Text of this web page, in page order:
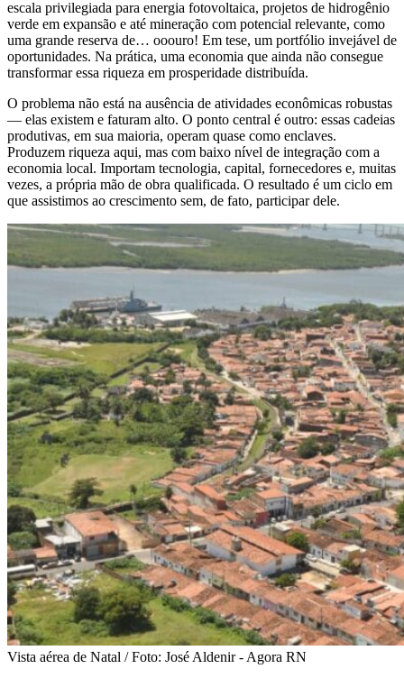
escala privilegiada para energia fotovoltaica, projetos de hidrogênio
verde em expansão e até mineração com potencial relevante, como
uma grande reserva de… ooouro! Em tese, um portfólio invejável de
oportunidades. Na prática, uma economia que ainda não consegue
transformar essa riqueza em prosperidade distribuída.
O problema não está na ausência de atividades econômicas robustas
— elas existem e faturam alto. O ponto central é outro: essas cadeias
produtivas, em sua maioria, operam quase como enclaves.
Produzem riqueza aqui, mas com baixo nível de integração com a
economia local. Importam tecnologia, capital, fornecedores e, muitas
vezes, a própria mão de obra qualificada. O resultado é um ciclo em
que assistimos ao crescimento sem, de fato, participar dele.
Vista aérea de Natal / Foto: José Aldenir - Agora RN